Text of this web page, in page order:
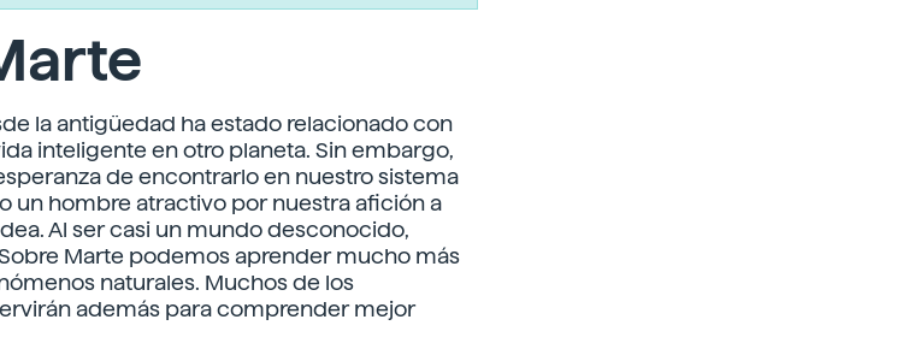
la antigüedad ha estado relacionado con
inteligente en otro planeta. Sin embargo,
de encontrarlo en nuestro sistema
un hombre atractivo por nuestra afición a
Al ser casi un mundo desconocido,
Marte podemos aprender mucho más
naturales. Muchos de los
además para comprender mejor